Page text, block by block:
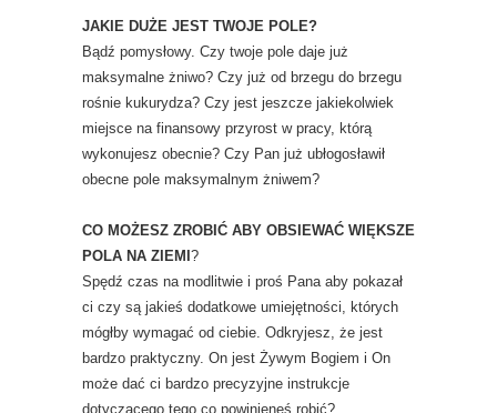
JAKIE DUŻE JEST TWOJE POLE?
Bądź pomysłowy. Czy twoje pole daje już
maksymalne żniwo? Czy już od brzegu do brzegu
rośnie kukurydza? Czy jest jeszcze jakiekolwiek
miejsce na finansowy przyrost w pracy, którą
wykonujesz obecnie? Czy Pan już ubłogosławił
obecne pole maksymalnym żniwem?
CO MOŻESZ ZROBIĆ ABY OBSIEWAĆ WIĘKSZE
POLA NA ZIEMI ?
Spędź czas na modlitwie i proś Pana aby pokazał
ci czy są jakieś dodatkowe umiejętności, których
mógłby wymagać od ciebie. Odkryjesz, że jest
bardzo praktyczny. On jest Żywym Bogiem i On
może dać ci bardzo precyzyjne instrukcje
dotyczącego tego co powinieneś robić?